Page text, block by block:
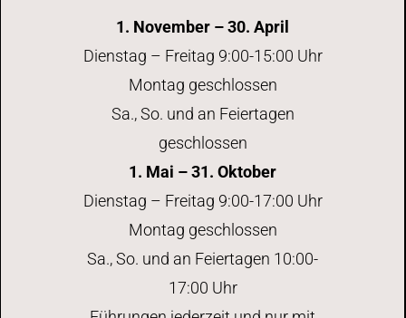
1. November – 30. April
Dienstag – Freitag 9:00-15:00 Uhr
Montag geschlossen
Sa., So. und an Feiertagen
geschlossen
1. Mai – 31. Oktober
Dienstag – Freitag 9:00-17:00 Uhr
Montag geschlossen
Sa., So. und an Feiertagen 10:00-
17:00 Uhr